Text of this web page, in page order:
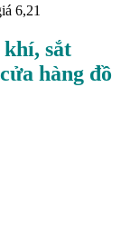
6,21
khí, sắt
hàng đồ